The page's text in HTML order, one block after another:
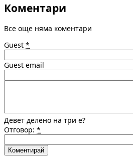
Коментари
Все още няма коментари
Guest *
Guest email
Девет делено на три е?
Отговор: *